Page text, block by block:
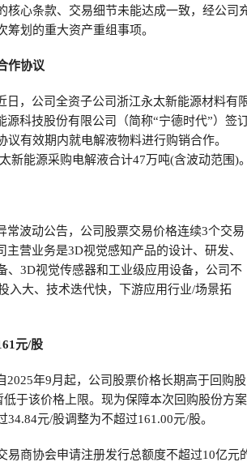
核心条款、交易细节未能达成一致，经公司
划的重大资产重组事项。
作协议
日，公司全资子公司浙江永太新能源材料有
源科技股份有限公司（简称“宁德时代”）签
有效期内就电解液物料进行购销合作。
新能源采购电解液合计47万吨(含波动范围)。
常波动公告，公司股票交易价格连续3个交易
营业务是3D视觉感知产品的设计、研发、
、3D视觉传感器和工业级应用设备，公司不
入大、技术迭代快，下游应用行业/场景拓
元/股
2025年9月起，公司股票价格长期高于回购股
于该价格上限。现为保障本次回购股份方案
元/股调整为不超过161.00元/股。
易商协会申请注册发行总额度不超过10亿元